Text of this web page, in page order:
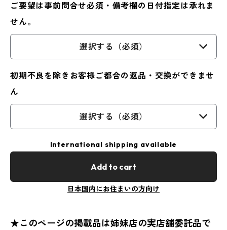
ご要望は事前問合せ必須・備考欄の日付指定は承れま
せん。
選択する（必須）
初期不良を除きお客様ご都合の返品・交換ができませ
ん
選択する（必須）
International shipping available
Add to cart
日本国内にお住まいの方向け
★このページの掲載品は姉妹店の実店舗委託品で